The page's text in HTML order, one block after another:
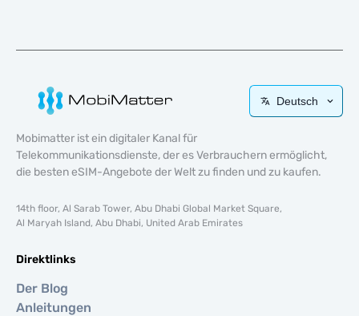
Deutsch
Mobimatter ist ein digitaler Kanal für
Telekommunikationsdienste, der es Verbrauchern ermöglicht,
die besten eSIM-Angebote der Welt zu finden und zu kaufen.
14th floor, Al Sarab Tower, Abu Dhabi Global Market Square,
Al Maryah Island, Abu Dhabi, United Arab Emirates
Direktlinks
Der Blog
Anleitungen